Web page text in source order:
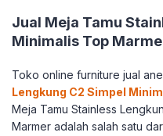
Jual Meja Tamu
Minimalis Top
Toko online furniture jual
Lengkung C2 Simpel
Meja Tamu Stainless
Marmer adalah salah satu